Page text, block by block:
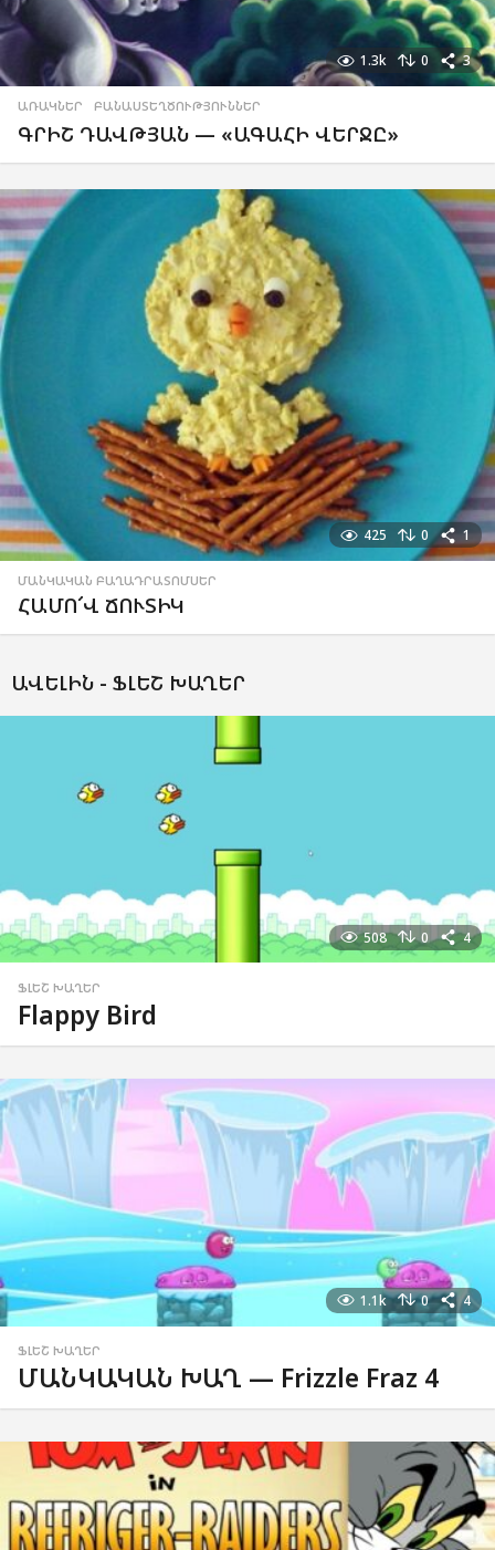
1.3k 0 3
ԱՌԱԿՆԵՐ ,ԲԱՆԱՍՏԵՂԾՈՒԹՅՈՒՆՆԵՐ
ԳՐԻՇ ԴԱՎԹՅԱՆ — «ԱԳԱՀԻ ՎԵՐՋԸ»
425 0 1
ՄԱՆԿԱԿԱՆ ԲԱՂԱԴՐԱՏՈՄՍԵՐ
ՀԱՄՈ՜Վ ՃՈՒՏԻԿ
ԱՎԵԼԻՆ - ՖԼԵՇ ԽԱՂԵՐ
508 0 4
ՖԼԵՇ ԽԱՂԵՐ
Flappy Bird
1.1k 0 4
ՖԼԵՇ ԽԱՂԵՐ
ՄԱՆԿԱԿԱՆ ԽԱՂ — Frizzle Fraz 4